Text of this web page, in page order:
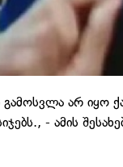
გამოსვლა არ იყო
- ამის